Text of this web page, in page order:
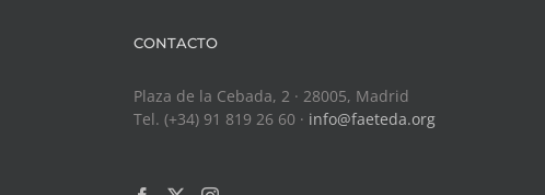
CONTACTO
Plaza de la Cebada, 2 · 28005, Madrid
Tel. (+34) 91 819 26 60 · info@faeteda.org